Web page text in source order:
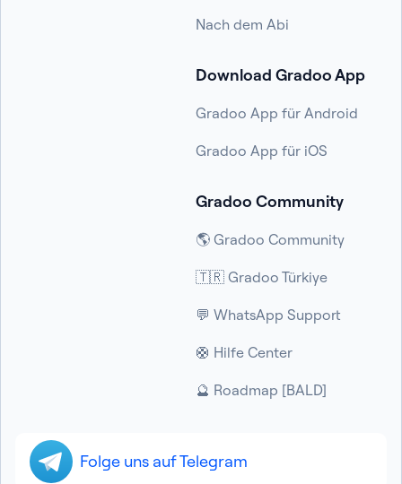
Download Gradoo App
Gradoo App für Android
Gradoo App für iOS
Nach dem Abi
Gradoo Community
🌎 Gradoo Community
🇹🇷 Gradoo Türkiye
💬 WhatsApp Support
🛟 Hilfe Center
🔮 Roadmap [BALD]
Folge uns auf Telegram